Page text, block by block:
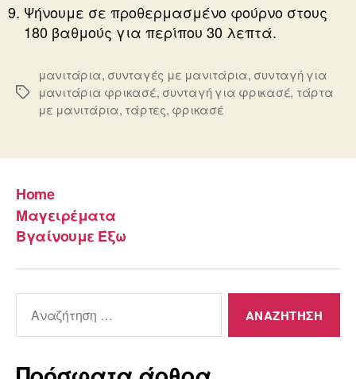
Ψήνουμε σε προθερμασμένο φούρνο στους
180 βαθμούς για περίπου 30 λεπτά.
Ετικέτες
μανιτάρια, συνταγές με μανιτάρια, συνταγή για
μανιτάρια φρικασέ, συνταγή για φρικασέ, τάρτα
με μανιτάρια, τάρτες, φρικασέ
Home
Μαγειρέματα
Βγαίνουμε Έξω
για: